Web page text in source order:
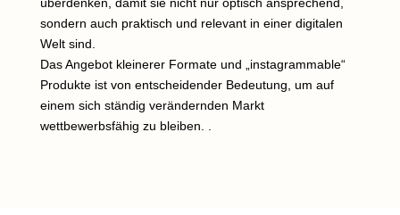
überdenken, damit sie nicht nur optisch ansprechend,
sondern auch praktisch und relevant in einer digitalen
Welt sind.
Das Angebot kleinerer Formate und „instagrammable“
Produkte ist von entscheidender Bedeutung, um auf
einem sich ständig verändernden Markt
wettbewerbsfähig zu bleiben. .